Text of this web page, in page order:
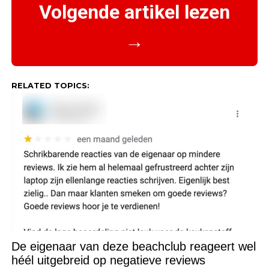
Volgende artikel lezen
→
RELATED TOPICS:
De eigenaar van deze beachclub reageert wel
héél uitgebreid op negatieve reviews